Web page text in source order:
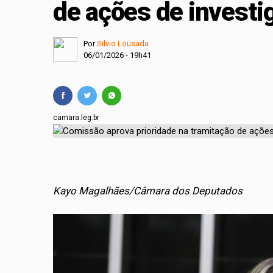
TSE cria conselho
de ações de
PorSilvio Lousada
06/01/2026 - 19h41
camara.leg.br
Kayo Magalhães/Câmara dos Deputados